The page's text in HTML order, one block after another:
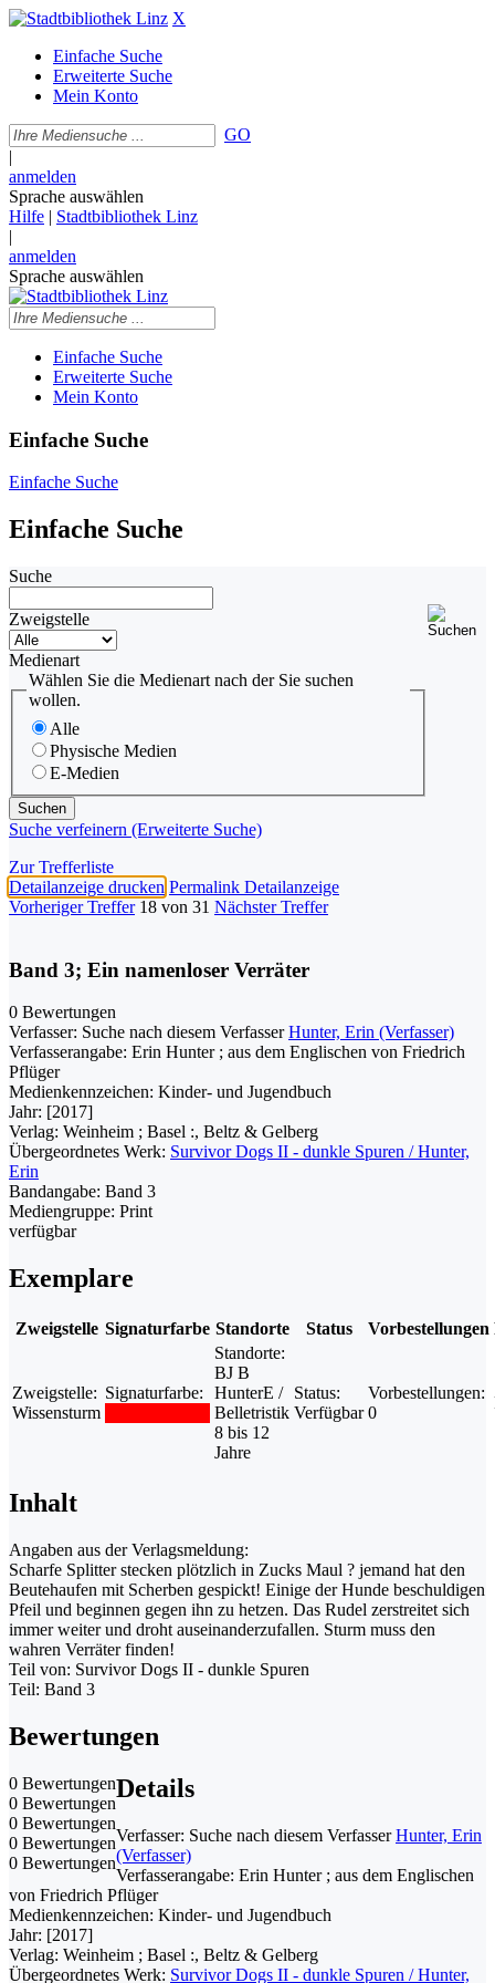
X
Einfache Suche
Erweiterte Suche
Mein Konto
GO
|
anmelden
Sprache auswählen
Hilfe | Stadtbibliothek Linz
|
anmelden
Sprache auswählen
Einfache Suche
Erweiterte Suche
Mein Konto
Einfache Suche
Einfache Suche
Einfache Suche
Suche
Zweigstelle
Medienart
Wählen Sie die Medienart nach der Sie suchen
wollen.
Alle
Physische Medien
E-Medien
Suche verfeinern (Erweiterte Suche)
Zur Trefferliste
Detailanzeige drucken Permalink Detailanzeige
Vorheriger Treffer 18 von 31 Nächster Treffer
Band 3; Ein namenloser Verräter
0 Bewertungen
Verfasser: Suche nach diesem Verfasser Hunter, Erin (Verfasser)
Verfasserangabe: Erin Hunter ; aus dem Englischen von Friedrich
Pflüger
Medienkennzeichen: Kinder- und Jugendbuch
Jahr: [2017]
Verlag: Weinheim ; Basel :, Beltz & Gelberg
Übergeordnetes Werk: Survivor Dogs II - dunkle Spuren / Hunter,
Erin
Bandangabe: Band 3
Mediengruppe: Print
verfügbar
Exemplare
Zweigstelle Signaturfarbe Standorte Status Vorbestellungen
Zweigstelle:
Wissensturm
Signaturfarbe:
Standorte:
BJ B
HunterE /
Belletristik
8 bis 12
Jahre
Status:
Verfügbar
Vorbestellungen:
0
Inhalt
Angaben aus der Verlagsmeldung:
Scharfe Splitter stecken plötzlich in Zucks Maul ? jemand hat den
Beutehaufen mit Scherben gespickt! Einige der Hunde beschuldigen
Pfeil und beginnen gegen ihn zu hetzen. Das Rudel zerstreitet sich
immer weiter und droht auseinanderzufallen. Sturm muss den
wahren Verräter finden!
Teil von: Survivor Dogs II - dunkle Spuren
Teil: Band 3
Bewertungen
0 Bewertungen
0 Bewertungen
0 Bewertungen
0 Bewertungen
0 Bewertungen
Details
Verfasser: Suche nach diesem Verfasser Hunter, Erin
(Verfasser)
Verfasserangabe: Erin Hunter ; aus dem Englischen
von Friedrich Pflüger
Medienkennzeichen: Kinder- und Jugendbuch
Jahr: [2017]
Verlag: Weinheim ; Basel :, Beltz & Gelberg
Übergeordnetes Werk: Survivor Dogs II - dunkle Spuren / Hunter,